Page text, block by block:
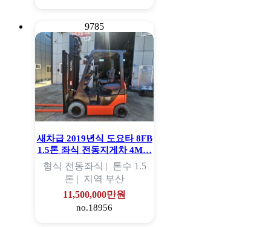
9785
새차급 2019년식 도요타 8FB
1.5톤 좌식 전동지게차 4M…
형식 전동좌식 | 톤수 1.5
톤 | 지역 부산
11,500,000만원
no.18956